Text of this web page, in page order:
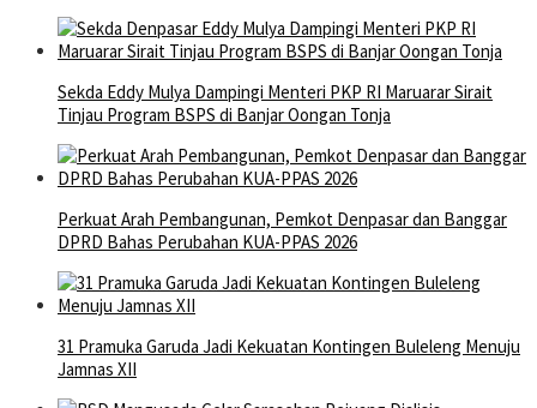
Sekda Eddy Mulya Dampingi Menteri PKP RI Maruarar Sirait
Tinjau Program BSPS di Banjar Oongan Tonja
Perkuat Arah Pembangunan, Pemkot Denpasar dan Banggar
DPRD Bahas Perubahan KUA-PPAS 2026
31 Pramuka Garuda Jadi Kekuatan Kontingen Buleleng Menuju
Jamnas XII